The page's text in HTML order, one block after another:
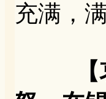
充满，